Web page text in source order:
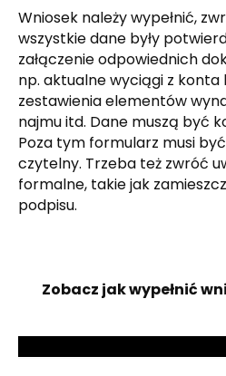
Wniosek należy wypełnić,
wszystkie dane były
załączenie odpowiednich
np. aktualne wyciągi z
zestawienia elementów
najmu itd. Dane muszą być
Poza tym formularz musi
czytelny. Trzeba też zwróć
formalne, takie jak
podpisu.
Zobacz jak wypełnić